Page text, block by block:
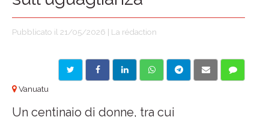
Pubblicato il 21/05/2026 | La rédaction
Vanuatu
Un centinaio di donne, tra cui